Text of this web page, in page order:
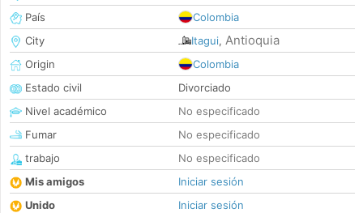
País
Colombia
City
Itagui, Antioquia
Origin
Colombia
Estado civil
Divorciado
Nivel académico
No especificado
Fumar
No especificado
trabajo
No especificado
Mis amigos
Iniciar sesión
Unido
Iniciar sesión